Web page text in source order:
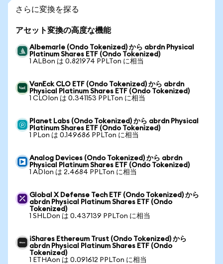
さらに変換を探る
アセット変換の高度な機能
Albemarle (Ondo Tokenized) から abrdn Physical
Platinum Shares ETF (Ondo Tokenized)
1 ALBon は 0.821974 PPLTon に相当
VanEck CLO ETF (Ondo Tokenized) から abrdn
Physical Platinum Shares ETF (Ondo Tokenized)
1 CLOIon は 0.341153 PPLTon に相当
Planet Labs (Ondo Tokenized) から abrdn Physical
Platinum Shares ETF (Ondo Tokenized)
1 PLon は 0.149686 PPLTon に相当
Analog Devices (Ondo Tokenized) から abrdn
Physical Platinum Shares ETF (Ondo Tokenized)
1 ADIon は 2.4684 PPLTon に相当
Global X Defense Tech ETF (Ondo Tokenized) から
abrdn Physical Platinum Shares ETF (Ondo
Tokenized)
1 SHLDon は 0.437139 PPLTon に相当
iShares Ethereum Trust (Ondo Tokenized) から
abrdn Physical Platinum Shares ETF (Ondo
Tokenized)
1 ETHAon は 0.091612 PPLTon に相当